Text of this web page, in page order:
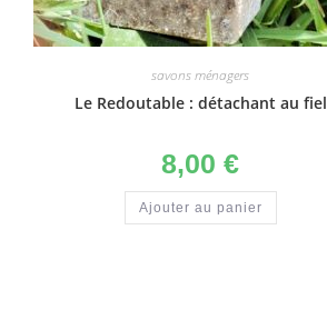
savons ménagers
Le Redoutable : détachant au fiel
8,00 €
Ajouter au panier